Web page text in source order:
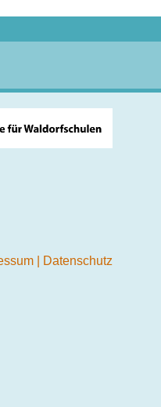
Datenschutz